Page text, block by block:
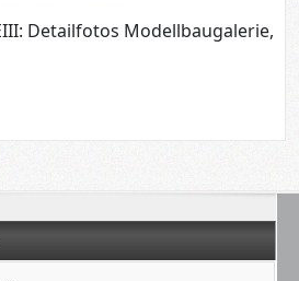
Detailfotos Modellbaugalerie,